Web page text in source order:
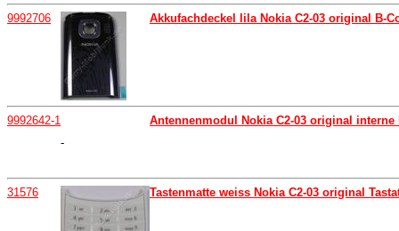
9992706 Akkufachdeckel lila Nokia C2-03 original B-
9992642-1
-
Antennenmodul Nokia C2-03 original interne
31576 Tastenmatte weiss Nokia C2-03 original